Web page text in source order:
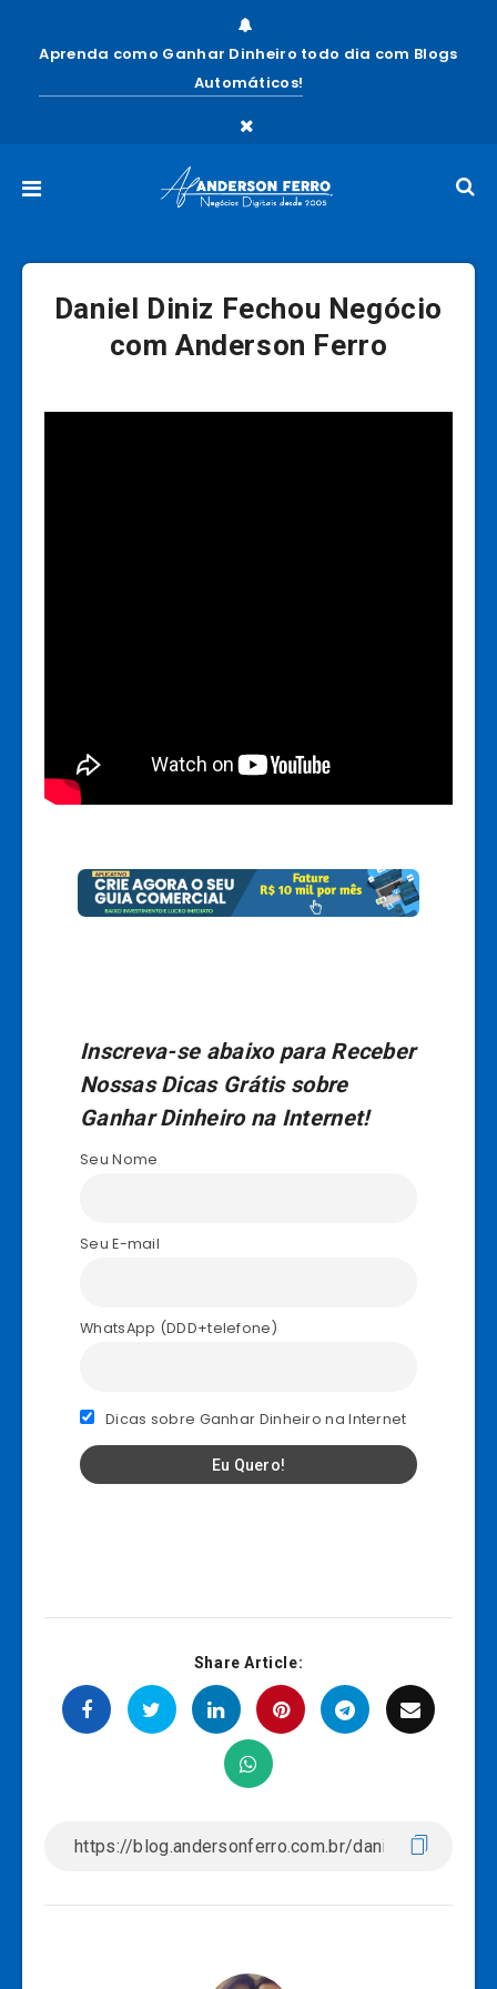
Aprenda como Ganhar Dinheiro todo dia com Blogs
Automáticos!
Daniel Diniz Fechou Negócio
com Anderson Ferro
Inscreva-se abaixo para Receber
Nossas Dicas Grátis sobre
Ganhar Dinheiro na Internet!
Seu Nome
Seu E-mail
WhatsApp (DDD+telefone)
Dicas sobre Ganhar Dinheiro na Internet
Share Article: